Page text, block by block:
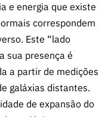
e energia que existe
correspondem
Este “lado
sua presença é
a partir de medições
galáxias distantes.
de expansão do